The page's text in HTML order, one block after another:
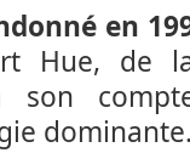
en
Hue, de
son